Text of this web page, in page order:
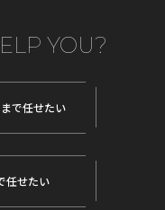
YOU?
で任せたい
任せたい